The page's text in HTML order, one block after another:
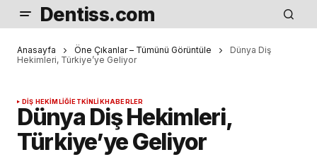
Dentiss.com
Anasayfa Öne Çıkanlar – Tümünü Görüntüle
Dünya Diş
Hekimleri, Türkiye’ye Geliyor
DIŞ HEKIMLIĞIETKINLIKHABERLER
Dünya Diş Hekimleri,
Türkiye’ye Geliyor